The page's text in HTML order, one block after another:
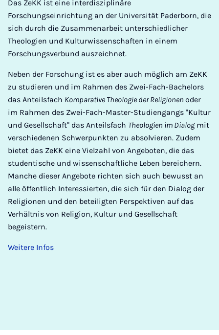
Das ZeKK ist eine interdisziplinäre
Forschungseinrichtung an der Universität Paderborn, die
sich durch die Zusammenarbeit unterschiedlicher
Theologien und Kulturwissenschaften in einem
Forschungsverbund auszeichnet.
Neben der Forschung ist es aber auch möglich am ZeKK
zu studieren und im Rahmen des Zwei-Fach-Bachelors
das Anteilsfach Komparative Theologie der Religionen oder
im Rahmen des Zwei-Fach-Master-Studiengangs "Kultur
und Gesellschaft" das Anteilsfach Theologien im Dialogmit
verschiedenen Schwerpunkten zu absolvieren. Zudem
bietet das ZeKK eine Vielzahl von Angeboten, die das
studentische und wissenschaftliche Leben bereichern.
Manche dieser Angebote richten sich auch bewusst an
alle öffentlich Interessierten, die sich für den Dialog der
Religionen und den beteiligten Perspektiven auf das
Verhältnis von Religion, Kultur und Gesellschaft
begeistern.
Weitere Infos